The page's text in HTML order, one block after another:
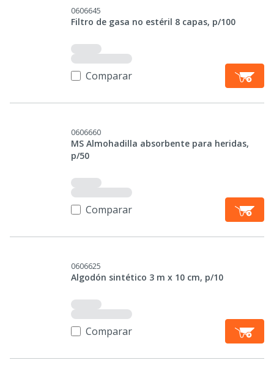
0606645
Filtro de gasa no estéril 8 capas, p/100
Comparar
0606660
MS Almohadilla absorbente para heridas,
p/50
Comparar
0606625
Algodón sintético 3 m x 10 cm, p/10
Comparar